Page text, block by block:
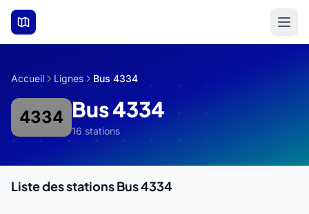
Aller au contenu principal
Accueil Lignes Bus 4334
4334 Bus 4334
16 stations
Liste des stations Bus 4334